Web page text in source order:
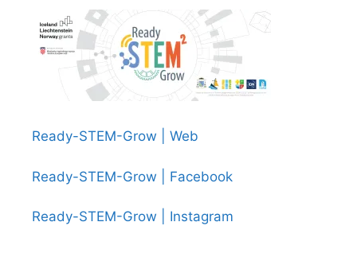
Ready-STEM-Grow | Web
Ready-STEM-Grow | Facebook
Ready-STEM-Grow | Instagram